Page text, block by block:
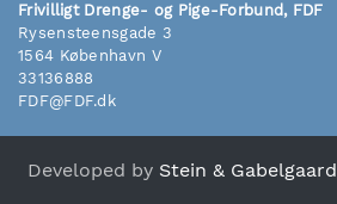
Frivilligt Drenge- og Pige-Forbund, FDF
Rysensteensgade 3
1564 København V
33136888
FDF@FDF.dk
Developed by Stein & Gabelgaard